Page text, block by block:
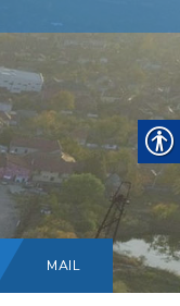
Choose
language:
MAIL